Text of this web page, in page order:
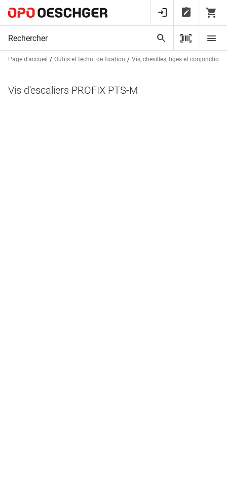
Page d’accueil Outils et techn. de fixation Vis, chevilles, tiges et conjonctions
Vis d'escaliers PROFIX PTS-M